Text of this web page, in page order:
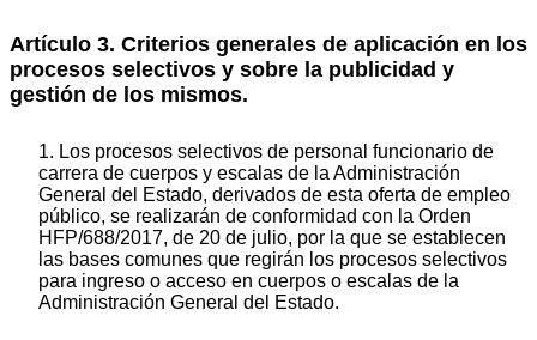
Artículo 3. Criterios generales de aplicación en los
procesos selectivos y sobre la publicidad y
gestión de los mismos.
1. Los procesos selectivos de personal funcionario de
carrera de cuerpos y escalas de la Administración
General del Estado, derivados de esta oferta de empleo
público, se realizarán de conformidad con la Orden
HFP/688/2017, de 20 de julio, por la que se establecen
las bases comunes que regirán los procesos selectivos
para ingreso o acceso en cuerpos o escalas de la
Administración General del Estado.